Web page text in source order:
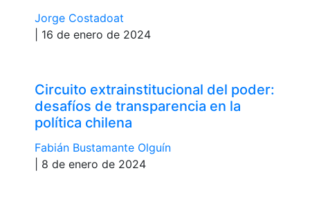
Jorge Costadoat
| 16 de enero de 2024
Circuito extrainstitucional del poder:
desafíos de transparencia en la
política chilena
Fabián Bustamante Olguín
| 8 de enero de 2024